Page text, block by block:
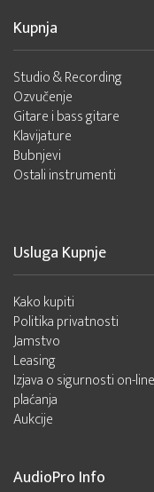
Kupnja
Studio & Recording
Ozvučenje
Gitare i bass gitare
Klavijature
Bubnjevi
Ostali instrumenti
Usluga Kupnje
Kako kupiti
Politika privatnosti
Jamstvo
Leasing
Izjava o sigurnosti on-line
plaćanja
Aukcije
AudioPro Info